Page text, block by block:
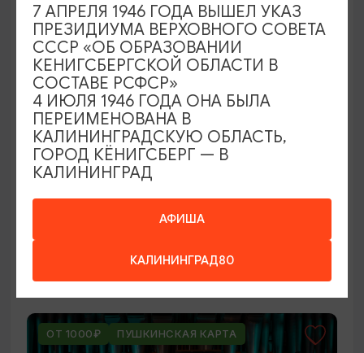
ВЫСТАВКИ
Оставленный багаж
Светлогорск, Арт-пространство «Янтарь-холл»
ОТ 1000₽ ПУШКИНСКАЯ КАРТА
АФИША
КАЛИНИНГРАД80
7 АПРЕЛЯ 1946 ГОДА ВЫШЕЛ УКАЗ
ПРЕЗИДИУМА ВЕРХОВНОГО СОВЕТА
СССР «ОБ ОБРАЗОВАНИИ
КЕНИГСБЕРГСКОЙ ОБЛАСТИ В
СОСТАВЕ РСФСР»
4 ИЮЛЯ 1946 ГОДА ОНА БЫЛА
ПЕРЕИМЕНОВАНА В
КАЛИНИНГРАДСКУЮ ОБЛАСТЬ,
ГОРОД КЁНИГСБЕРГ — В
КАЛИНИНГРАД